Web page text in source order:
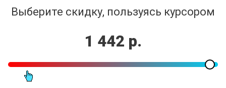
Выберите скидку, пользуясь курсором
1 442 р.